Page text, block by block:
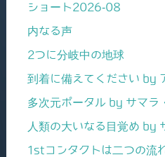
ショート2026-08
内なる声
2つに分岐中の地球
到着に備えてください by
多次元ポータル by サマラ
人類の大いなる目覚め by
1stコンタクトは二つの流